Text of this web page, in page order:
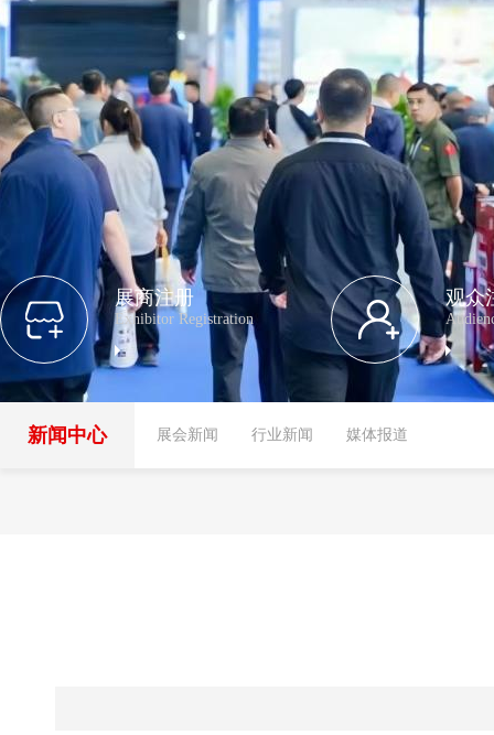
展商注册
Exhibitor Registration
观众
新闻中心 展会新闻 行业新闻 媒体报道